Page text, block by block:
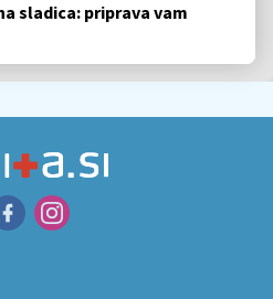
sladica: priprava vam